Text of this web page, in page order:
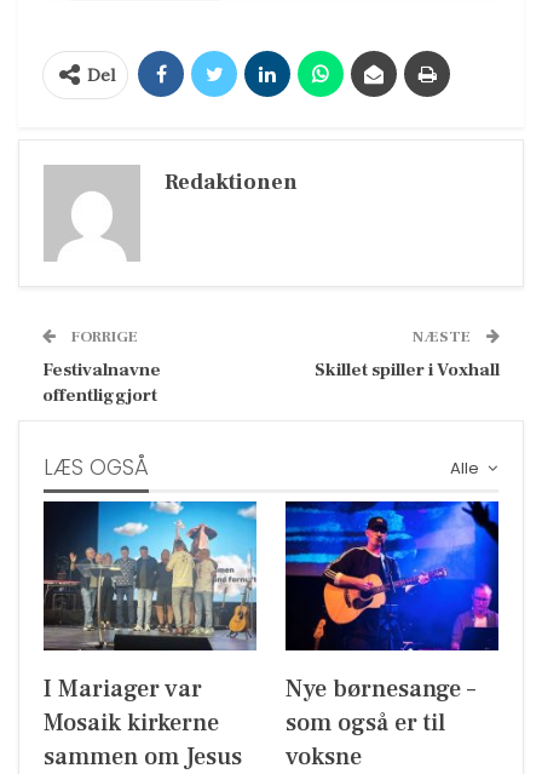
Del
Redaktionen
FORRIGE
Festivalnavne
offentliggjort
NÆSTE
Skillet spiller i Voxhall
Alle
LÆS OGSÅ
I Mariager var
Mosaik kirkerne
sammen om Jesus
Nye børnesange –
som også er til
voksne